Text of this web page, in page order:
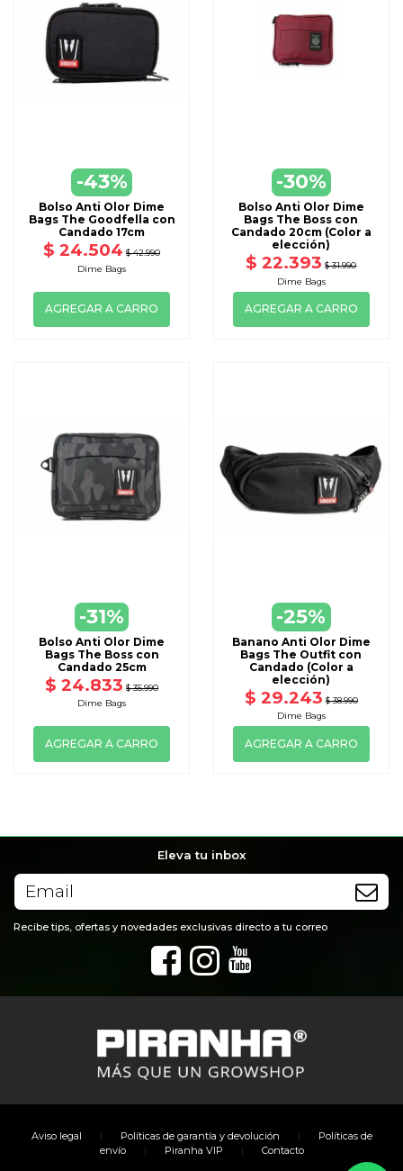
-43%
Bolso Anti Olor Dime
Bags The Goodfella con
Candado 17cm
$ 24.504 $ 42.990
Dime Bags
AGREGAR A CARRO
-30%
Bolso Anti Olor Dime
Bags The Boss con
Candado 20cm (Color a
elección)
$ 22.393 $ 31.990
Dime Bags
AGREGAR A CARRO
-31%
Bolso Anti Olor Dime
Bags The Boss con
Candado 25cm
$ 24.833 $ 35.990
Dime Bags
AGREGAR A CARRO
-25%
Banano Anti Olor Dime
Bags The Outfit con
Candado (Color a
elección)
$ 29.243 $ 38.990
Dime Bags
AGREGAR A CARRO
Eleva tu inbox
Recibe tips, ofertas y novedades exclusivas directo a tu correo
Aviso legal | Políticas de garantía y devolución |
Políticas de
envío
| Piranha VIP | Contacto